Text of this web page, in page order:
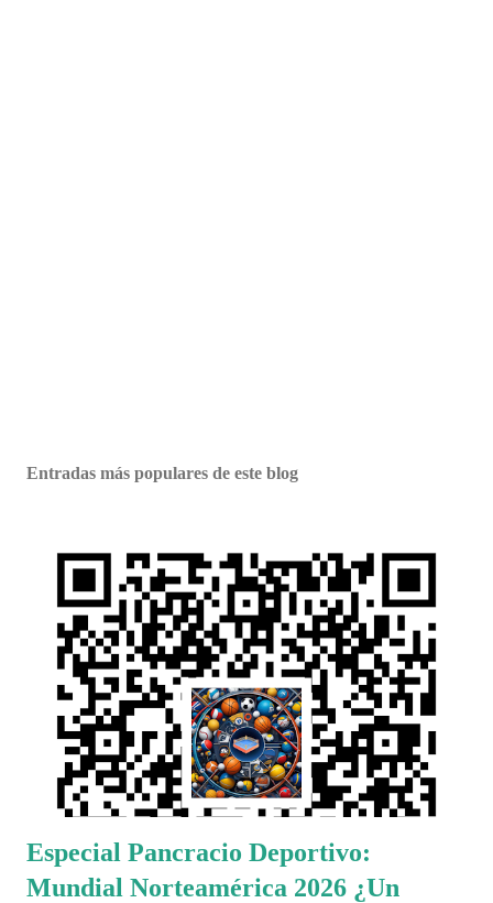
Entradas más populares de este blog
Especial Pancracio Deportivo:
Mundial Norteamérica 2026 ¿Un